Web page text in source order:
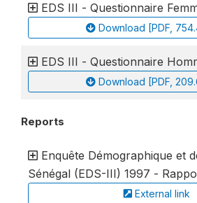
EDS III - Questionnaire
Download [PDF,
EDS III - Questionnaire
Download [PDF,
Reports
Enquête Démographique et
Sénégal (EDS-III) 1997 -
External link